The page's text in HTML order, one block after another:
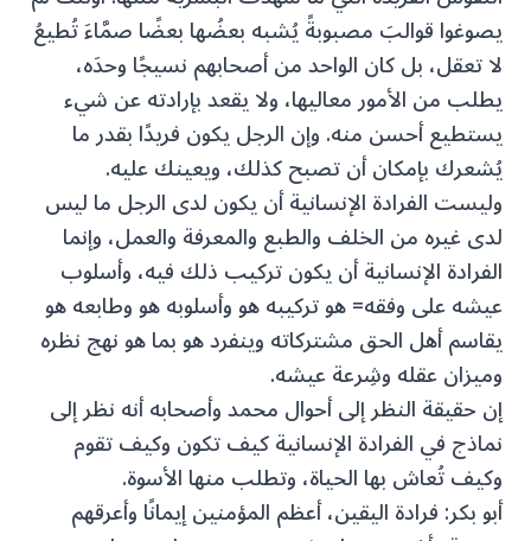
يصوغوا قوالبَ مصبوبةً يُشبه بعضُها بعضًا صمَّاءَ تُطيعُ
لا تعقل، بل كان الواحد من أصحابهم نسيجًا وحدَه،
يطلب من الأمور معاليها، ولا يقعد بإرادته عن شيء
يستطيع أحسن منه. وإن الرجل يكون فريدًا بقدر ما
يُشعرك بإمكان أن تصبح كذلك، ويعينك عليه.
وليست الفرادة الإنسانية أن يكون لدى الرجل ما ليس
لدى غيره من الخلف والطبع والمعرفة والعمل، وإنما
الفرادة الإنسانية أن يكون تركيب ذلك فيه، وأسلوب
عيشه على وفقه= هو تركيبه هو وأسلوبه هو وطابعه هو
يقاسم أهل الحق مشتركاته وينفرد هو بما هو نهج نظره
وميزان عقله وشِرعة عيشه.
إن حقيقة النظر إلى أحوال محمد وأصحابه أنه نظر إلى
نماذج في الفرادة الإنسانية كيف تكون وكيف تقوم
وكيف تُعاش بها الحياة، وتطلب منها الأسوة.
أبو بكر: فرادة اليقين، أعظم المؤمنين إيمانًا وأعرقهم